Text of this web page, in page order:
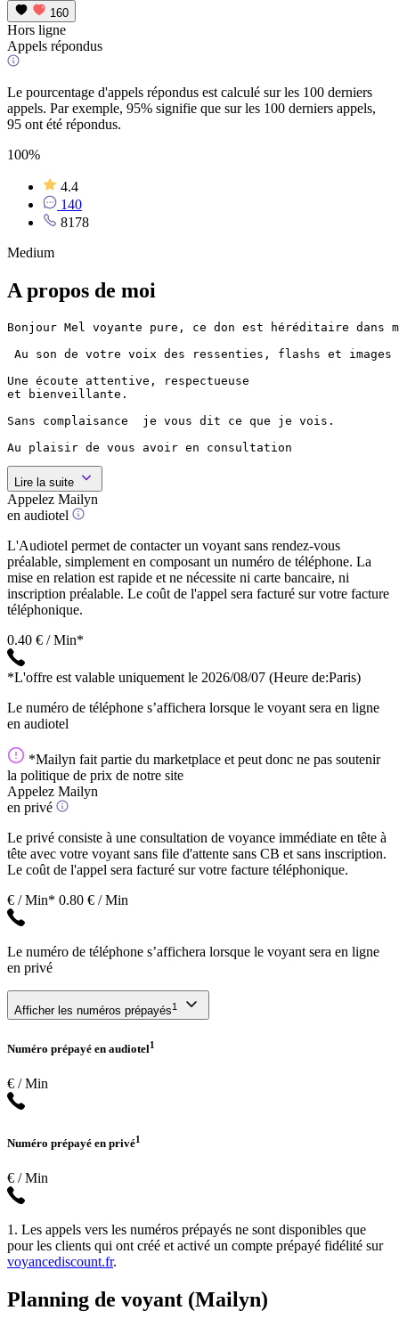
160
Hors ligne
Appels répondus
Le pourcentage d'appels répondus est calculé sur les 100 derniers
appels. Par exemple, 95% signifie que sur les 100 derniers appels,
95 ont été répondus.
100%
4.4
140
8178
Medium
A propos de moi
Bonjour Mel voyante pure, ce don est héréditaire
Au son de votre voix des ressenties, flashs et
Une écoute attentive, respectueuse
et bienveillante.
Sans complaisance  je vous dit ce que je vois.
Au plaisir de vous avoir en consultation
Lire la suite
Appelez Mailyn
en audiotel
L'Audiotel permet de contacter un voyant sans rendez-vous
préalable, simplement en composant un numéro de téléphone. La
mise en relation est rapide et ne nécessite ni carte bancaire, ni
inscription préalable. Le coût de l'appel sera facturé sur votre facture
téléphonique.
0.40 € / Min*
*L'offre est valable uniquement le 2026/08/07 (Heure de:Paris)
Le numéro de téléphone s’affichera lorsque le voyant sera en ligne
en audiotel
*Mailyn fait partie du marketplace et peut donc ne pas soutenir
la politique de prix de notre site
Appelez Mailyn
en privé
Le privé consiste à une consultation de voyance immédiate en tête à
tête avec votre voyant sans file d'attente sans CB et sans inscription.
Le coût de l'appel sera facturé sur votre facture téléphonique.
€ / Min* 0.80 € / Min
Le numéro de téléphone s’affichera lorsque le voyant sera en ligne
en privé
Afficher les numéros prépayés1
Numéro prépayé en audiotel1
€ / Min
Numéro prépayé en privé1
€ / Min
1. Les appels vers les numéros prépayés ne sont disponibles que
pour les clients qui ont créé et activé un compte prépayé fidélité sur
voyancediscount.fr.
Planning de voyant (Mailyn)